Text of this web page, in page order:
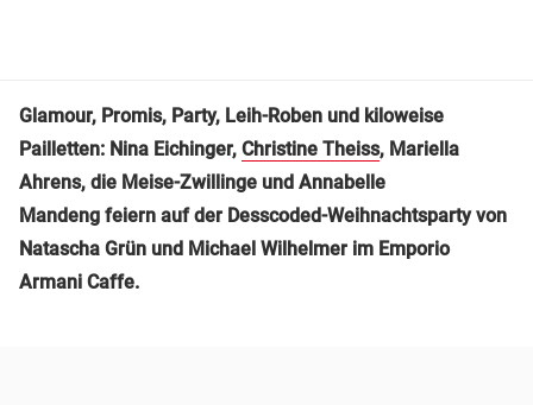
Glamour, Promis, Party, Leih-Roben und kiloweise
Pailletten: Nina Eichinger, Christine Theiss, Mariella
Ahrens, die Meise-Zwillinge und Annabelle
Mandeng feiern auf der Desscoded-Weihnachtsparty von
Natascha Grün und Michael Wilhelmer im Emporio
Armani Caffe.